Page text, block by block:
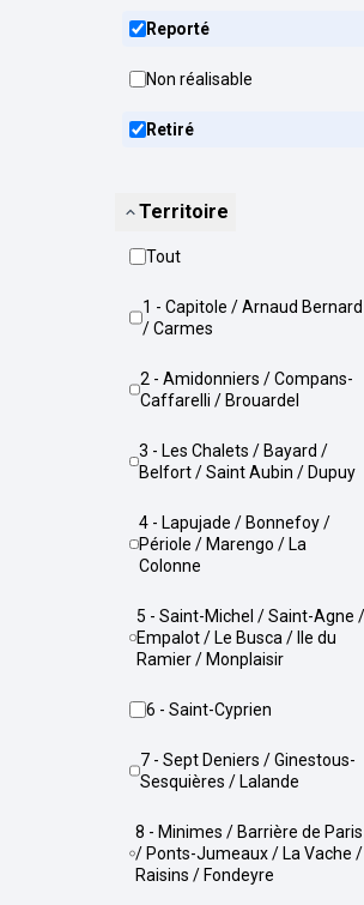
Reporté
Non réalisable
Retiré
Territoire
Tout
1 - Capitole / Arnaud Bernard
/ Carmes
2 - Amidonniers / Compans-
Caffarelli / Brouardel
3 - Les Chalets / Bayard /
Belfort / Saint Aubin / Dupuy
4 - Lapujade / Bonnefoy /
Périole / Marengo / La
Colonne
5 - Saint-Michel / Saint-Agne /
Empalot / Le Busca / Ile du
Ramier / Monplaisir
6 - Saint-Cyprien
7 - Sept Deniers / Ginestous-
Sesquières / Lalande
8 - Minimes / Barrière de Paris
/ Ponts-Jumeaux / La Vache /
Raisins / Fondeyre